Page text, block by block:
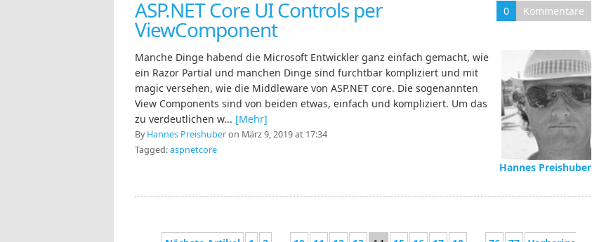
ASP.NET Core UI Controls per
ViewComponent
0 Kommentare
Hannes Preishuber
Manche Dinge habend die Microsoft Entwickler ganz einfach gemacht, wie
ein Razor Partial und manchen Dinge sind furchtbar kompliziert und mit
magic versehen, wie die Middleware von ASP.NET core. Die sogenannten
View Components sind von beiden etwas, einfach und kompliziert. Um das
zu verdeutlichen w... [Mehr]
ByHannes Preishuberon März 9, 2019 at 17:34
Tagged:aspnetcore